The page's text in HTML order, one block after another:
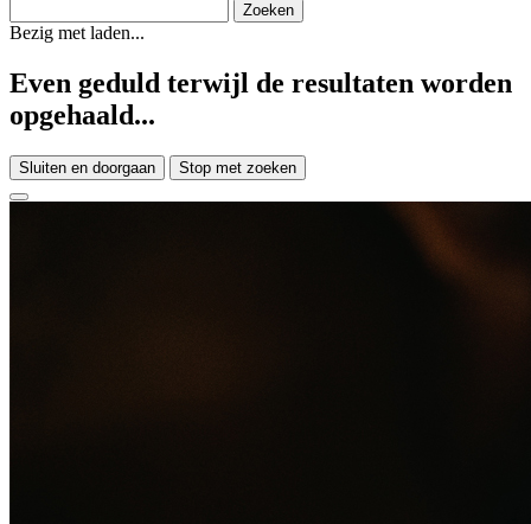
Bezig met laden...
Even geduld terwijl de resultaten worden
opgehaald...
Sluiten en doorgaan Stop met zoeken